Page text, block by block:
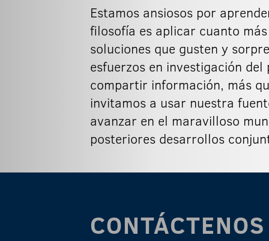
Estamos ansiosos por
filosofía es aplicar cuanto
soluciones que gusten y
esfuerzos en investigación
compartir información, más
invitamos a usar nuestra
avanzar en el maravilloso
posteriores desarrollos
CONTÁCTENOS